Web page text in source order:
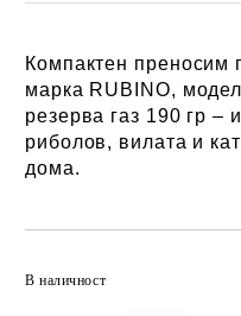
Компактен преносим
марка RUBINO,
резерва газ 190 гр –
риболов, вилата и
дома.
В наличност